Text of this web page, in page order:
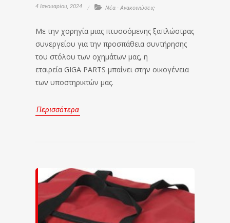
4 Ιανουαρίου, 2024 Νέα - Ανακοινώσεις
Με την χορηγία μιας πτυσσόμενης ξαπλώστρας
συνεργείου για την προσπάθεια συντήρησης
του στόλου των οχημάτων μας, η
εταιρεία GIGA PARTS μπαίνει στην οικογένεια
των υποστηρικτών μας.
Περισσότερα